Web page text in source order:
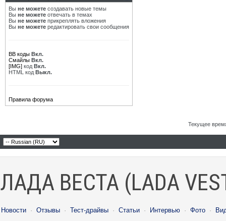
Вы не можете создавать новые темы
Вы не можете отвечать в темах
Вы не можете прикреплять вложения
Вы не можете редактировать свои сообщения
BB коды Вкл.
Смайлы Вкл.
[IMG] код Вкл.
HTML код Выкл.
Правила форума
Текущее
ЛАДА ВЕСТА (LADA
Новости · Отзывы · Тест-драйвы · Статьи · Интервью · Фото ·